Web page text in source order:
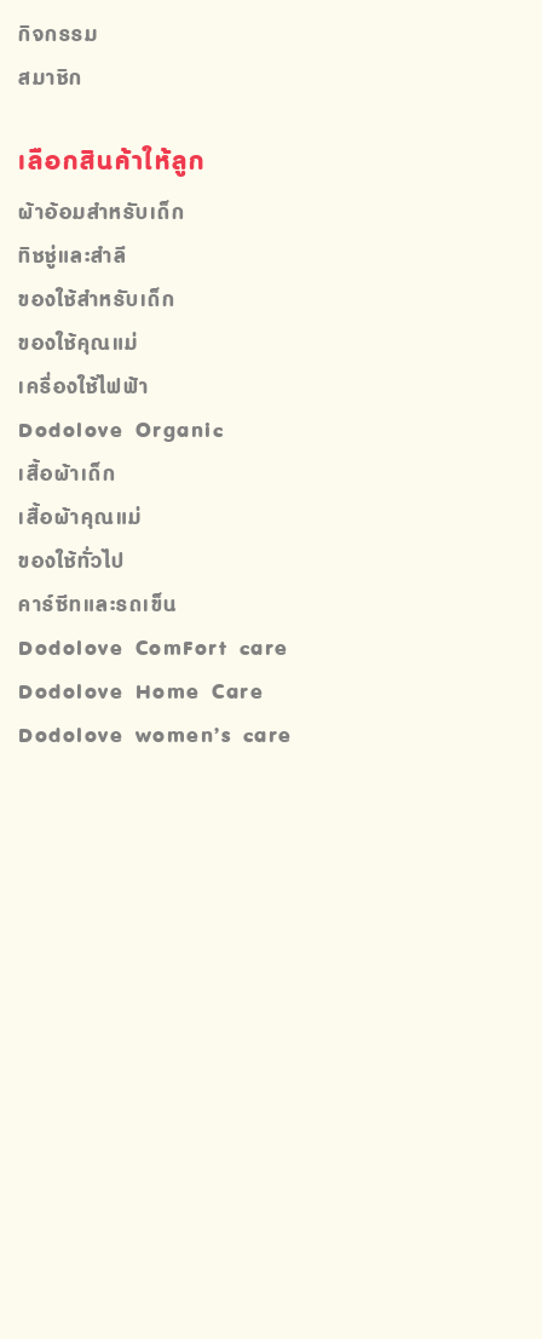
กิจกรรม
สมาชิก
เลือกสินค้าให้ลูก
ผ้าอ้อมสำหรับเด็ก
ทิชชู่และสำลี
ของใช้สำหรับเด็ก
ของใช้คุณแม่
เครื่องใช้ไฟฟ้า
Dodolove Organic
เสื้อผ้าเด็ก
เสื้อผ้าคุณแม่
ของใช้ทั่วไป
คาร์ซีทและรถเข็น
Dodolove ComFort care
Dodolove Home Care
Dodolove women’s care